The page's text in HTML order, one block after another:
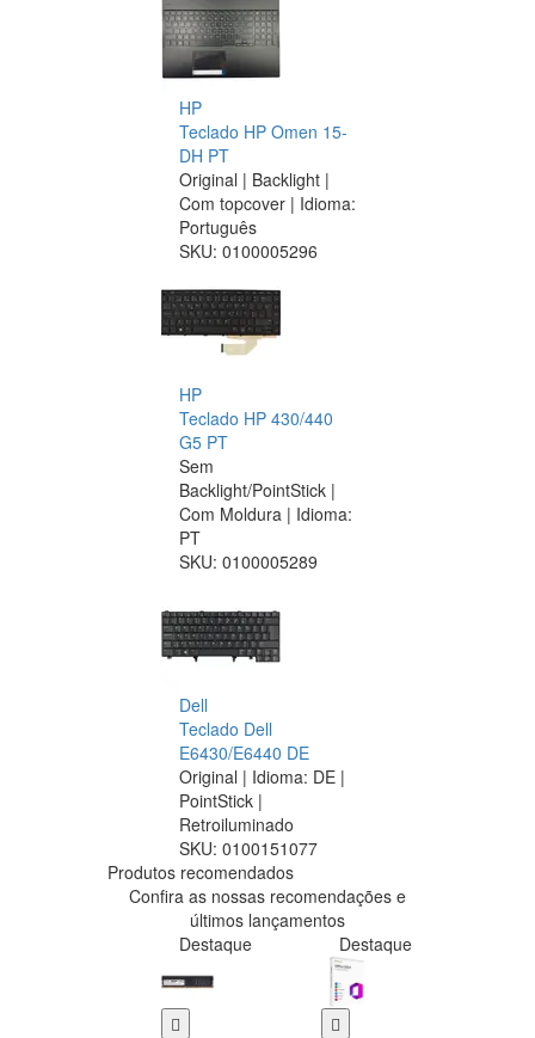
HP
Teclado HP Omen 15-
DH PT
Original | Backlight |
Com topcover | Idioma:
Português
SKU: 0100005296
HP
Teclado HP 430/440
G5 PT
Sem
Backlight/PointStick |
Com Moldura | Idioma:
PT
SKU: 0100005289
Dell
Teclado Dell
E6430/E6440 DE
Original | Idioma: DE |
PointStick |
Retroiluminado
SKU: 0100151077
Produtos recomendados
Confira as nossas recomendações e
últimos lançamentos
Destaque
Destaque